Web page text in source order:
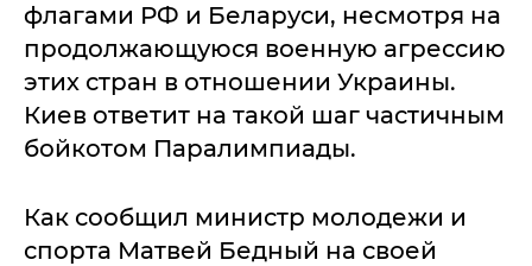
флагами РФ и Беларуси, несмотря на
продолжающуюся военную агрессию
этих стран в отношении Украины.
Киев ответит на такой шаг частичным
бойкотом Паралимпиады.
Как сообщил министр молодежи и
спорта Матвей Бедный на своей